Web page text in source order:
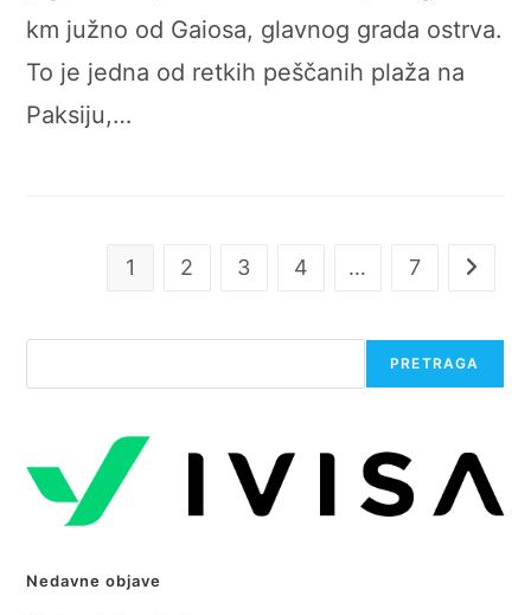
km južno od Gaiosa, glavnog grada ostrva.
To je jedna od retkih peščanih plaža na
Paksiju,…
1 2 3 4 … 7 Go to
PRETRAGA
Nedavne objave